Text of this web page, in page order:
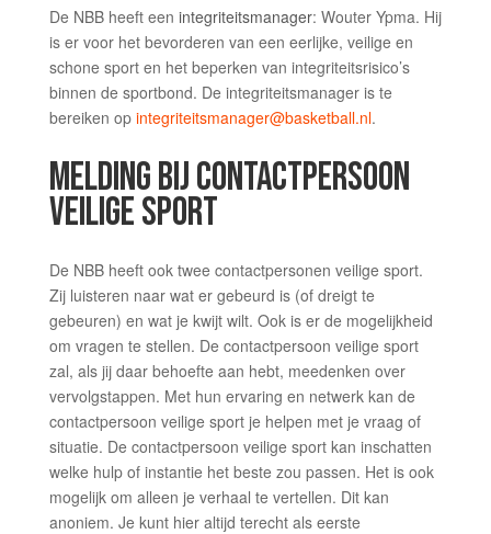
De NBB heeft een integriteitsmanager: Wouter Ypma. Hij
is er voor het bevorderen van een eerlijke, veilige en
schone sport en het beperken van integriteitsrisico’s
binnen de sportbond. De integriteitsmanager is te
bereiken op integriteitsmanager@basketball.nl.
MELDING BIJ CONTACTPERSOON
VEILIGE SPORT
De NBB heeft ook twee contactpersonen veilige sport.
Zij luisteren naar wat er gebeurd is (of dreigt te
gebeuren) en wat je kwijt wilt. Ook is er de mogelijkheid
om vragen te stellen. De contactpersoon veilige sport
zal, als jij daar behoefte aan hebt, meedenken over
vervolgstappen. Met hun ervaring en netwerk kan de
contactpersoon veilige sport je helpen met je vraag of
situatie. De contactpersoon veilige sport kan inschatten
welke hulp of instantie het beste zou passen. Het is ook
mogelijk om alleen je verhaal te vertellen. Dit kan
anoniem. Je kunt hier altijd terecht als eerste